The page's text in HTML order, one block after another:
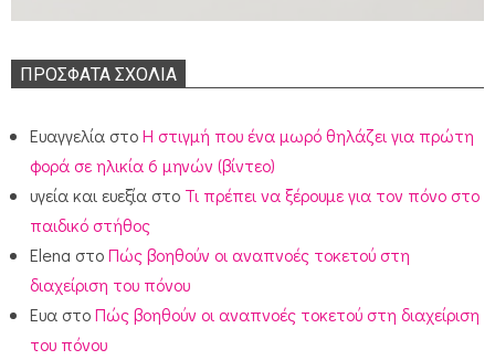
ΠΡΌΣΦΑΤΑ ΣΧΌΛΙΑ
Ευαγγελία στοΗ στιγμή που ένα μωρό θηλάζει για πρώτη
φορά σε ηλικία 6 μηνών (βίντεο)
υγεία και ευεξία στο Τι πρέπει να ξέρουμε για τον πόνο στο
παιδικό στήθος
Elena στοΠώς βοηθούν οι αναπνοές τοκετού στη
διαχείριση του πόνου
Ευα στοΠώς βοηθούν οι αναπνοές τοκετού στη διαχείριση
του πόνου